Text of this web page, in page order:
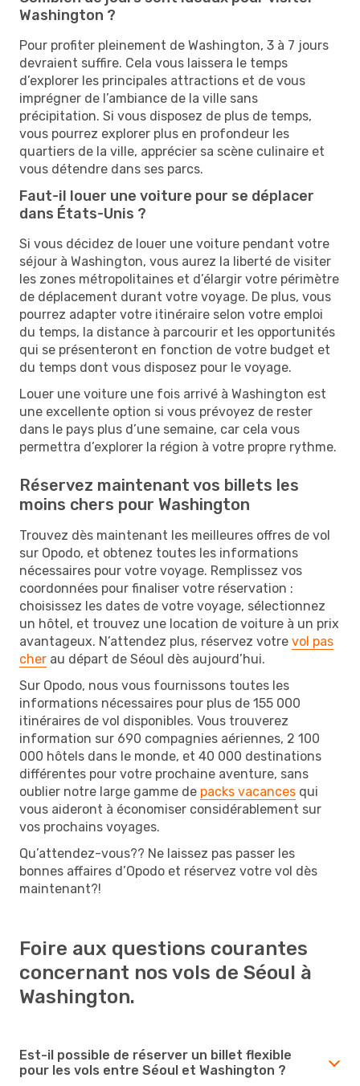
Washington ?
Pour profiter pleinement de Washington, 3 à 7 jours
devraient suffire. Cela vous laissera le temps
d’explorer les principales attractions et de vous
imprégner de l’ambiance de la ville sans
précipitation. Si vous disposez de plus de temps,
vous pourrez explorer plus en profondeur les
quartiers de la ville, apprécier sa scène culinaire et
vous détendre dans ses parcs.
Faut-il louer une voiture pour se déplacer
dans États-Unis ?
Si vous décidez de louer une voiture pendant votre
séjour à Washington, vous aurez la liberté de visiter
les zones métropolitaines et d’élargir votre périmètre
de déplacement durant votre voyage. De plus, vous
pourrez adapter votre itinéraire selon votre emploi
du temps, la distance à parcourir et les opportunités
qui se présenteront en fonction de votre budget et
du temps dont vous disposez pour le voyage.
Louer une voiture une fois arrivé à Washington est
une excellente option si vous prévoyez de rester
dans le pays plus d’une semaine, car cela vous
permettra d’explorer la région à votre propre rythme.
Réservez maintenant vos billets les
moins chers pour Washington
Trouvez dès maintenant les meilleures offres de vol
sur Opodo, et obtenez toutes les informations
nécessaires pour votre voyage. Remplissez vos
coordonnées pour finaliser votre réservation :
choisissez les dates de votre voyage, sélectionnez
un hôtel, et trouvez une location de voiture à un prix
avantageux. N’attendez plus, réservez votre vol pas
cher au départ de Séoul dès aujourd’hui.
Sur Opodo, nous vous fournissons toutes les
informations nécessaires pour plus de 155 000
itinéraires de vol disponibles. Vous trouverez
information sur 690 compagnies aériennes, 2 100
000 hôtels dans le monde, et 40 000 destinations
différentes pour votre prochaine aventure, sans
oublier notre large gamme de packs vacances qui
vous aideront à économiser considérablement sur
vos prochains voyages.
Qu’attendez-vous?? Ne laissez pas passer les
bonnes affaires d’Opodo et réservez votre vol dès
maintenant?!
Foire aux questions courantes
concernant nos vols de Séoul à
Washington.
Est-il possible de réserver un billet flexible
pour les vols entre Séoul et Washington ?